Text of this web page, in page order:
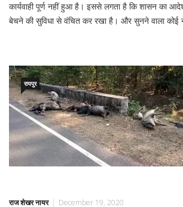
कार्यवाही पूर्ण नहीं हुआ है। इससे लगता है कि शासन का
बेचने की सुविधा से वंचित कर रखा है। और सुनने वाला कोई
रायपुर
राज शेखर नायर December 19, 2020